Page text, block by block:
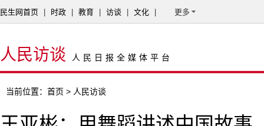
民生网首页 时政 教育 访谈 文化 更多
人民访谈 人民日报全媒体平台
当前位置： 首页 > 人民访谈